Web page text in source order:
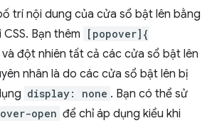
trí nội dung của cửa sổ bật lên bằng
Bạn thêm
[popover]{
và đột nhiên tất cả các cửa sổ bật lên
nhân là do các cửa sổ bật lên bị
display: none . Bạn có thể sử
open để chỉ áp dụng kiểu khi